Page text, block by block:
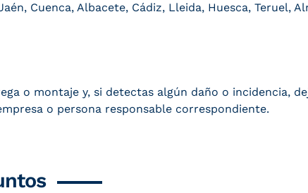
Cuenca, Albacete, Cádiz, Lleida, Huesca, Teruel,
o montaje y, si detectas algún daño o incidencia,
o persona responsable correspondiente.